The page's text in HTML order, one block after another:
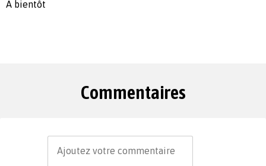
A bientôt
Commentaires